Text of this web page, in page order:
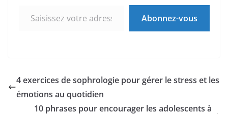
Abonnez-vous
4 exercices de sophrologie pour gérer le stress et les
émotions au quotidien
10 phrases pour encourager les adolescents à